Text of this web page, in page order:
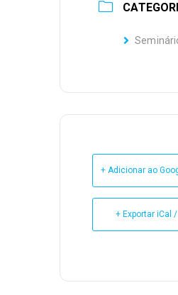
+ Adicionar ao
+ Exportar iCal